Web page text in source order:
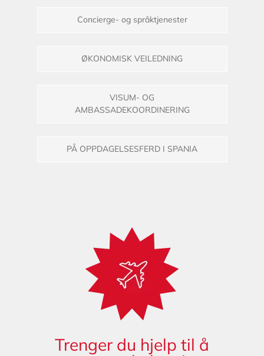
Concierge- og språktjenester
ØKONOMISK VEILEDNING
VISUM- OG
AMBASSADEKOORDINERING
PÅ OPPDAGELSESFERD I SPANIA
Trenger du hjelp til å